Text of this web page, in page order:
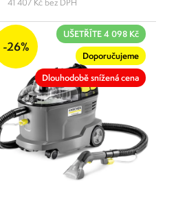
41 407 Kč bez DPH
POROVNAT
-26%
UŠETŘÍTE 4 098 Kč
Doporučujeme
Dlouhodobě snížená cena